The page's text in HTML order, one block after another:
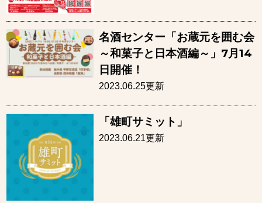
名酒センター「お蔵元を囲む会
～和菓子と日本酒編～」7月14
日開催！
2023.06.25更新
「雄町サミット」
2023.06.21更新